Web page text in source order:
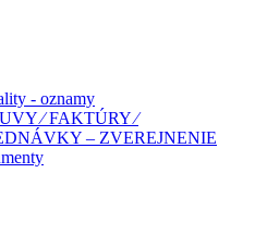
- oznamy
⁄ FAKTÚRY ⁄
– ZVEREJNENIE